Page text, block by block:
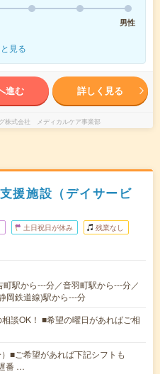
男性
見る
進む 詳しく見る
株式会社 メディカルケア事業部
援施設（デイサービ
土日祝日が休み 残業なし
駅から---分／音羽町駅から---分／
岡鉄道線)駅から---分
談OK！ ■希望の曜日があればご相
■ご希望があれば下記シフトも
番 …